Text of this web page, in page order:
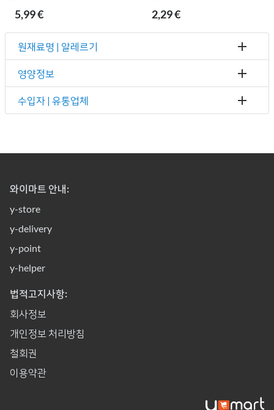
5,99 € 2,29 €
원재료명 | 알레르기
영양정보
수입자 | 유통업체
와이마트 안내:
y-store
y-delivery
y-point
y-helper
법적고지사항:
회사정보
개인정보 처리방침
철회권
이용약관